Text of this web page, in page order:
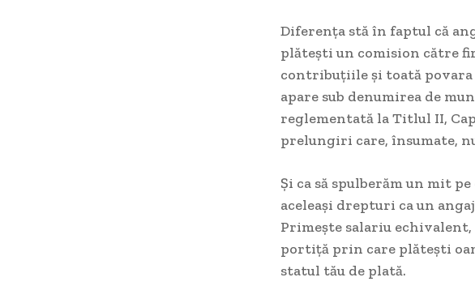
Diferența stă în faptul că
plătești un comision către
contribuțiile și toată
apare sub denumirea de
reglementată la Titlul II,
prelungiri care, însumate,
Și ca să spulberăm un mit
aceleași drepturi ca un
Primește salariu
portiță prin care plătești
statul tău de plată.